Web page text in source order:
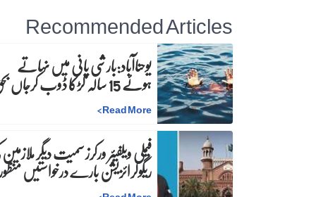
Recommended Articles
یوحناآباد:بارشی پانی میں نہاتے
ہوئے 15 سالہ لڑکا ڈوب کرجاں بحق
Read More
>
فیملی ویلفیئر ورکرز سمیت دیگر
ریگولرائزیشن بارے درخواستیں